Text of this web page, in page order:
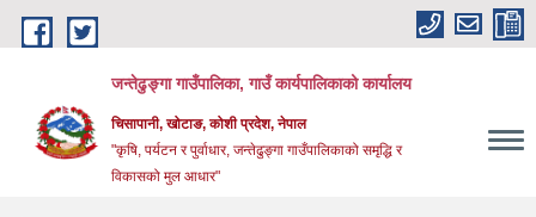
Skip to main content
जन्तेढुङ्गा गाउँपालिका, गाउँ कार्यपालिकाको कार्यालय
चिसापानी, खोटाङ, कोशी प्रदेश, नेपाल
"कृषि, पर्यटन र पुर्वाधार, जन्तेढुङ्गा गाउँपालिकाको समृद्धि र
विकासको मुल आधार"